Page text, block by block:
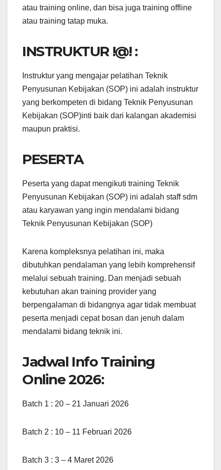
atau training online, dan bisa juga training offline
atau training tatap muka.
INSTRUKTUR !@! :
Instruktur yang mengajar pelatihan Teknik
Penyusunan Kebijakan (SOP) ini adalah instruktur
yang berkompeten di bidang Teknik Penyusunan
Kebijakan (SOP)inti baik dari kalangan akademisi
maupun praktisi.
PESERTA
Peserta yang dapat mengikuti training Teknik
Penyusunan Kebijakan (SOP) ini adalah staff sdm
atau karyawan yang ingin mendalami bidang
Teknik Penyusunan Kebijakan (SOP)
Karena kompleksnya pelatihan ini, maka
dibutuhkan pendalaman yang lebih komprehensif
melalui sebuah training. Dan menjadi sebuah
kebutuhan akan training provider yang
berpengalaman di bidangnya agar tidak membuat
peserta menjadi cepat bosan dan jenuh dalam
mendalami bidang teknik ini.
Jadwal Info Training
Online 2026:
Batch 1 : 20 – 21 Januari 2026
Batch 2 : 10 – 11 Februari 2026
Batch 3 : 3 – 4 Maret 2026